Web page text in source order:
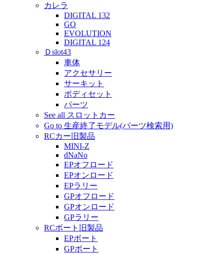
カレラ
DIGITAL 132
GO
EVOLUTION
DIGITAL 124
Ｄslot43
車体
アクセサリー
サーキット
ボディセット
パーツ
See all スロットカー
Go to 生産終了モデル(パーツ検索用)
RCカー旧製品
MINI-Z
dNaNo
EPオフロード
EPオンロード
EPラリー
GPオフロード
GPオンロード
GPラリー
RCボート旧製品
EPボート
GPボート